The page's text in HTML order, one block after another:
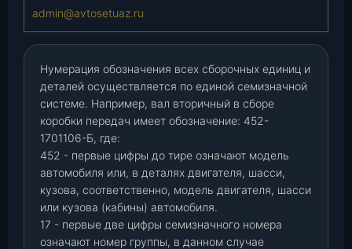
admin@avtosetuaz.ru
Нумерация обозначения всех сборочных единиц и
деталей осуществляется по единой семизначной
системе. Например, вал вторичный в сборе
коробки передач имеет обозначение: 452-
1701106-Б, где:
452 - первые цифры до тире означают модель
автомобиля или, в деталях двигателя, шасси,
кузова, соответственно, модель двигателя, шасси
или кузова (кабины) автомобиля.
17 - первые две цифры семизначного номера
означают номер группы, в данном случае